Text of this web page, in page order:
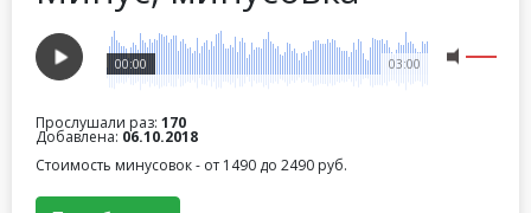
03:00
00:00
Прослушали раз: 170
Добавлена: 06.10.2018
Стоимость минусовок - от 1490 до 2490 руб.